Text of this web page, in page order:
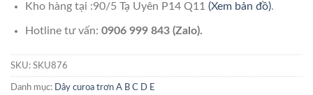
Kho hàng tại :90/5 Tạ Uyên P14 Q11 (Xem bản đồ).
Hotline tư vấn: 0906 999 843 (Zalo).
SKU: SKU876
Danh mục: Dây curoa trơn A B C D E